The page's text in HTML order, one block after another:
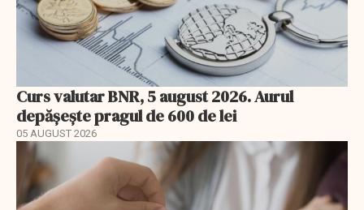
Curs valutar BNR, 5 august 2026. Aurul
depășește pragul de 600 de lei
05 AUGUST 2026